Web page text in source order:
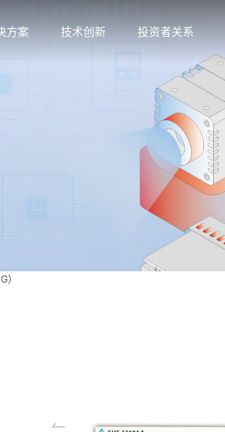
方案 技术创新 投资者关系
）